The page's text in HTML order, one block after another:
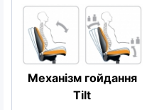
Механізм гойдання
Tilt